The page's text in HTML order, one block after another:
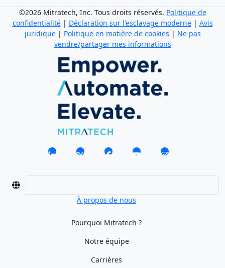
©2026 Mitratech, Inc. Tous droits réservés. Politique de
confidentialité| Déclaration sur l'esclavage moderne| Avis
juridique| Politique en matière de cookies | Ne pas
vendre/partager mes informations
À propos de nous
Pourquoi Mitratech ?
Notre équipe
Carrières